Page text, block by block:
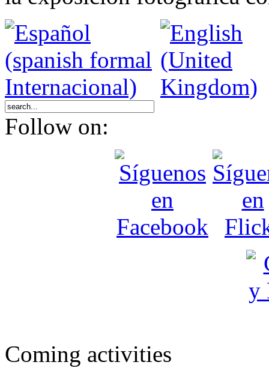
Follow on:
Coming activities